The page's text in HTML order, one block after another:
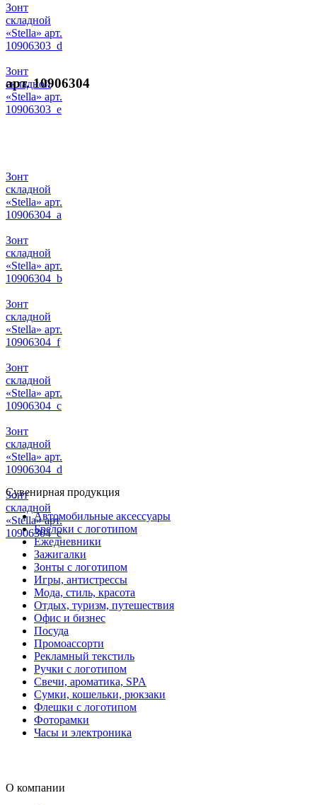
Зонт
складной
«Stella» арт.
10906303_d
Зонт
складной
«Stella» арт.
10906303_e
арт. 10906304
Зонт
складной
«Stella» арт.
10906304_a
Зонт
складной
«Stella» арт.
10906304_b
Зонт
складной
«Stella» арт.
10906304_f
Зонт
складной
«Stella» арт.
10906304_c
Зонт
складной
«Stella» арт.
10906304_d
Зонт
складной
«Stella» арт.
10906304_e
Сувенирная продукция
Автомобильные аксессуары
Брелоки с логотипом
Ежедневники
Зажигалки
Зонты с логотипом
Игры, антистрессы
Мода, стиль, красота
Отдых, туризм, путешествия
Офис и бизнес
Посуда
Промоассорти
Рекламный текстиль
Ручки с логотипом
Свечи, ароматика, SPA
Сумки, кошельки, рюкзаки
Флешки с логотипом
Фоторамки
Часы и электроника
О компании